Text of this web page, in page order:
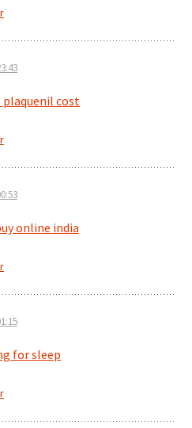
plaquenil cost
online india
for sleep